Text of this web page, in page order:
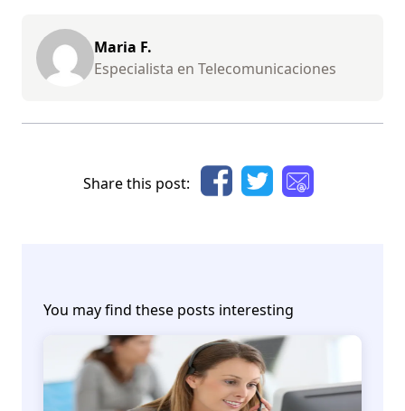
Maria F.
Especialista en Telecomunicaciones
Share this post:
You may find these posts interesting